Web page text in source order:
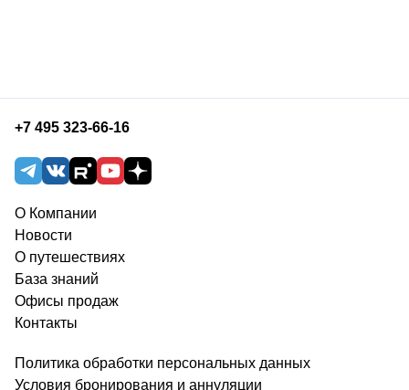
+7 495 323-66-16
О Компании
Новости
О путешествиях
База знаний
Офисы продаж
Контакты
Политика обработки персональных данных
Условия бронирования и аннуляции